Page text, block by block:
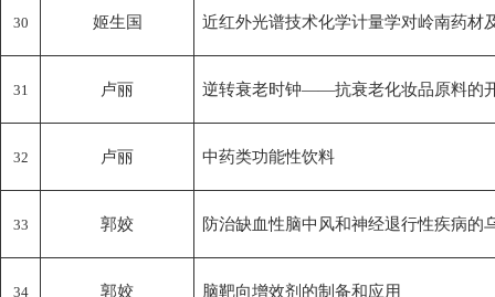
30 姬生国 近红外光谱技术化学计量学对岭南药材
31 卢丽 逆转衰老时钟——抗衰老化妆品原料的
32 卢丽 中药类功能性饮料
33 郭姣 防治缺血性脑中风和神经退行性疾病的
34 郭姣 脑靶向增效剂的制备和应用